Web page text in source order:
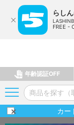
らし
FREE -
年齢認証OFF
カー